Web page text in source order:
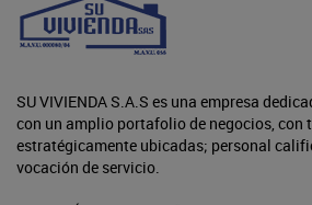
SU VIVIENDA S.A.S es una empresa
con un amplio portafolio de negocios, con
estratégicamente ubicadas; personal
vocación de servicio.